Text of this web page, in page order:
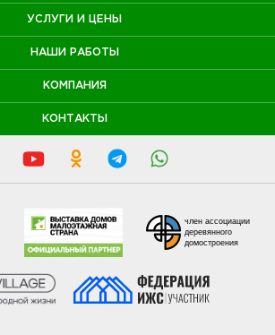
УСЛУГИ И ЦЕНЫ
НАШИ РАБОТЫ
КОМПАНИЯ
КОНТАКТЫ
член ассоциации
деревянного
домостроения